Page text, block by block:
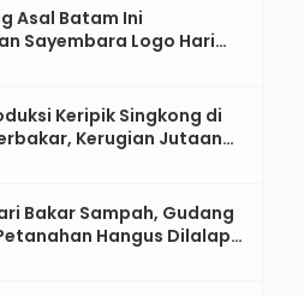
Asal Batam Ini
Sayembara Logo Hari
Kabupaten Kebumen
Keripik Singkong di
Kerugian Jutaan
Bakar Sampah, Gudang
Hangus Dilalap